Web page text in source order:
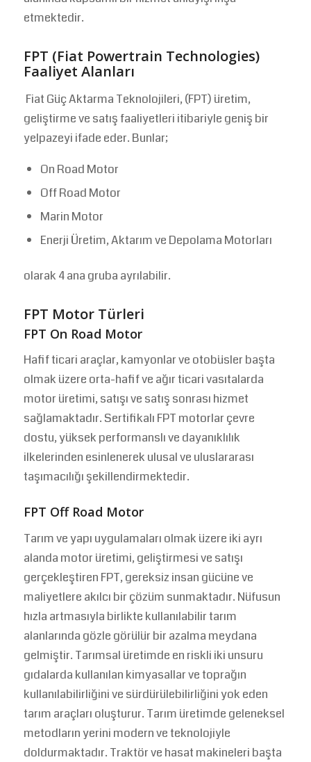
etmektedir.
FPT (Fiat Powertrain Technologies)
Faaliyet Alanları
Fiat Güç Aktarma Teknolojileri, (FPT) üretim,
geliştirme ve satış faaliyetleri itibariyle geniş bir
yelpazeyi ifade eder. Bunlar;
On Road Motor
Off Road Motor
Marin Motor
Enerji Üretim, Aktarım ve Depolama Motorları
olarak 4 ana gruba ayrılabilir.
FPT Motor Türleri
FPT On Road Motor
Hafif ticari araçlar, kamyonlar ve otobüsler başta
olmak üzere orta-hafif ve ağır ticari vasıtalarda
motor üretimi, satışı ve satış sonrası hizmet
sağlamaktadır. Sertifikalı FPT motorlar çevre
dostu, yüksek performanslı ve dayanıklılık
ilkelerinden esinlenerek ulusal ve uluslararası
taşımacılığı şekillendirmektedir.
FPT Off Road Motor
Tarım ve yapı uygulamaları olmak üzere iki ayrı
alanda motor üretimi, geliştirmesi ve satışı
gerçekleştiren FPT, gereksiz insan gücüne ve
maliyetlere akılcı bir çözüm sunmaktadır. Nüfusun
hızla artmasıyla birlikte kullanılabilir tarım
alanlarında gözle görülür bir azalma meydana
gelmiştir. Tarımsal üretimde en riskli iki unsuru
gıdalarda kullanılan kimyasallar ve toprağın
kullanılabilirliğini ve sürdürülebilirliğini yok eden
tarım araçları oluşturur. Tarım üretimde geleneksel
metodların yerini modern ve teknolojiyle
doldurmaktadır. Traktör ve hasat makineleri başta